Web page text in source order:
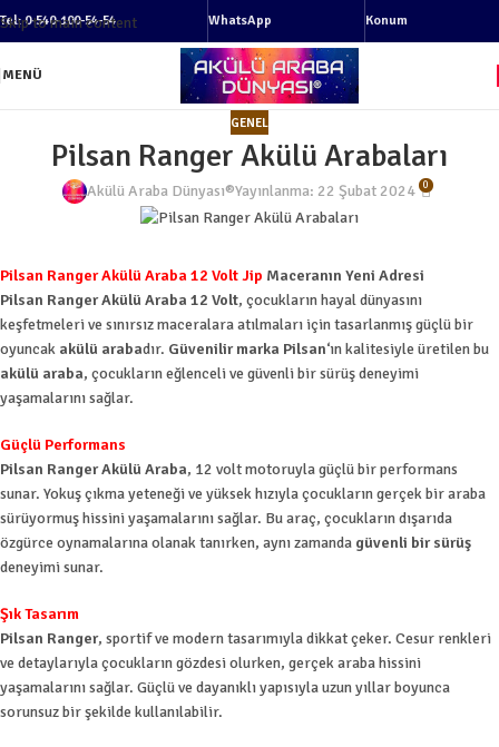
Skip to main content
Tel: 0-540-100-54-54 WhatsApp Konum
MENÜ
GENEL
Pilsan Ranger Akülü Arabaları
Akülü Araba Dünyası®Yayınlanma: 22 Şubat 2024 0
Pilsan Ranger Akülü Araba 12 Volt Jip Maceranın Yeni Adresi
Pilsan Ranger Akülü Araba 12 Volt, çocukların hayal dünyasını
keşfetmeleri ve sınırsız maceralara atılmaları için tasarlanmış güçlü bir
oyuncak akülü arabadır. Güvenilir marka Pilsan‘ın kalitesiyle üretilen bu
akülü araba, çocukların eğlenceli ve güvenli bir sürüş deneyimi
yaşamalarını sağlar.
Güçlü Performans
Pilsan Ranger Akülü Araba, 12 volt motoruyla güçlü bir performans
sunar. Yokuş çıkma yeteneği ve yüksek hızıyla çocukların gerçek bir araba
sürüyormuş hissini yaşamalarını sağlar. Bu araç, çocukların dışarıda
özgürce oynamalarına olanak tanırken, aynı zamanda güvenli bir sürüş
deneyimi sunar.
Şık Tasarım
Pilsan Ranger, sportif ve modern tasarımıyla dikkat çeker. Cesur renkleri
ve detaylarıyla çocukların gözdesi olurken, gerçek araba hissini
yaşamalarını sağlar. Güçlü ve dayanıklı yapısıyla uzun yıllar boyunca
sorunsuz bir şekilde kullanılabilir.